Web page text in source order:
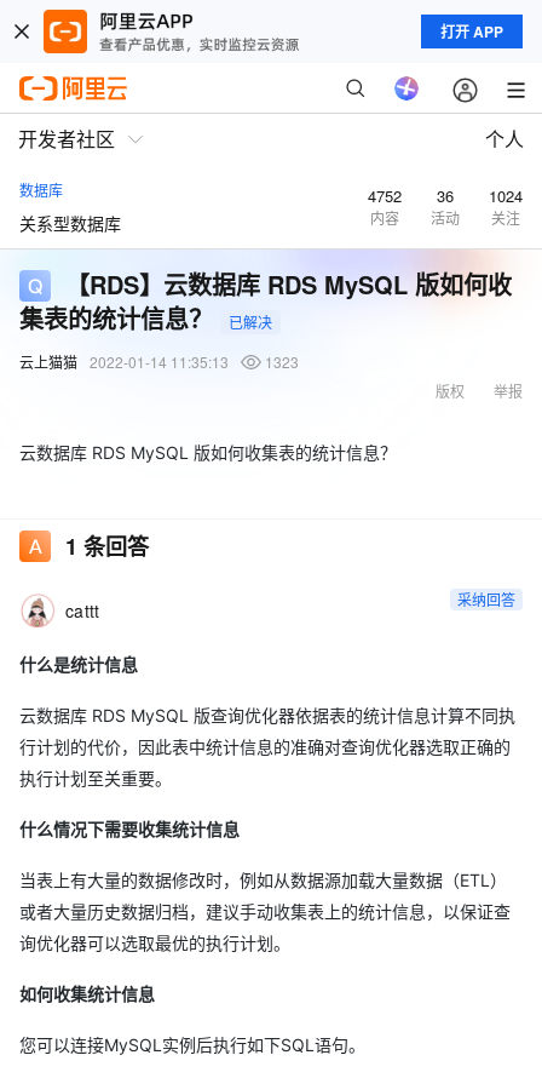
打开 APP
开发者社区 个人
数据库
关系型数据库
4752
内容
36
活动
1024
关注
【RDS】云数据库 RDS MySQL 版如何收
集表的统计信息？
已解决
云上猫猫 2022-01-14 11:35:13
1323
举报
版权
云数据库 RDS MySQL 版如何收集表的统计信息？
1 条回答
cattt 采纳回答
什么是统计信息
云数据库 RDS MySQL 版查询优化器依据表的统计信息计算不同执
行计划的代价，因此表中统计信息的准确对查询优化器选取正确的
执行计划至关重要。
什么情况下需要收集统计信息
当表上有大量的数据修改时，例如从数据源加载大量数据（ETL）
或者大量历史数据归档，建议手动收集表上的统计信息，以保证查
询优化器可以选取最优的执行计划。
如何收集统计信息
您可以连接MySQL实例后执行如下SQL语句。